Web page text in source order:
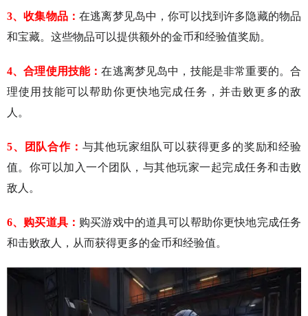
3、收集物品：在逃离梦见岛中，你可以找到许多隐藏的物品
和宝藏。这些物品可以提供额外的金币和经验值奖励。
4、合理使用技能：在逃离梦见岛中，技能是非常重要的。合
理使用技能可以帮助你更快地完成任务，并击败更多的敌
人。
5、团队合作： 与其他玩家组队可以获得更多的奖励和经验
值。你可以加入一个团队，与其他玩家一起完成任务和击败
敌人。
6、购买道具： 购买游戏中的道具可以帮助你更快地完成任务
和击败敌人，从而获得更多的金币和经验值。